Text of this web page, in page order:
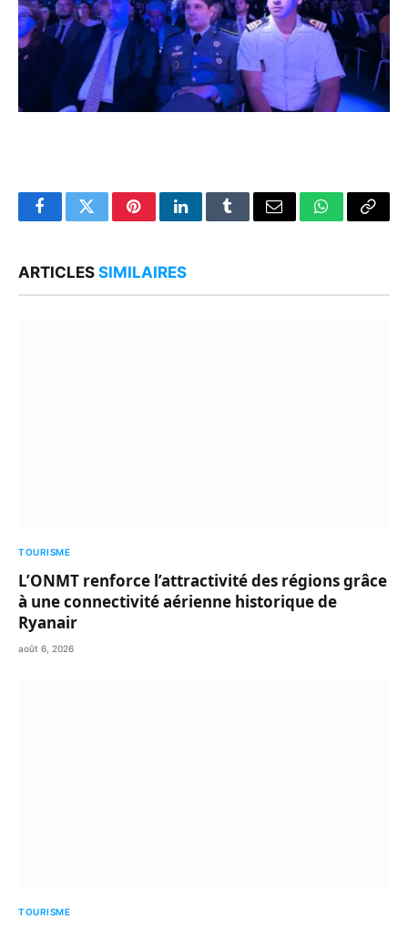
FacebookTwitterPinterestLinkedInTumblrEmail WhatsApp
Copy
ARTICLES SIMILAIRES
TOURISME
L’ONMT renforce l’attractivité des régions grâce
à une connectivité aérienne historique de
Ryanair
août 6, 2026
TOURISME